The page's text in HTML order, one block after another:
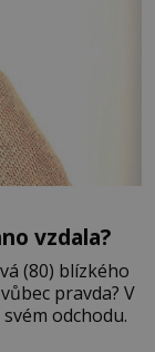
vzdala?
(80) blízkého
pravda? V
odchodu.